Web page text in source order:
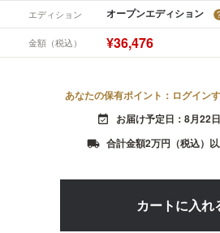
エディション オープンエディション
金額（税込） ¥36,476
あなたの保有ポイント：ログイン
event_available お届け予定日：8月22
local_shipping 合計金額2万円（税込）